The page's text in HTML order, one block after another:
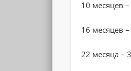
10 месяцев
16 месяцев
22 месяца –